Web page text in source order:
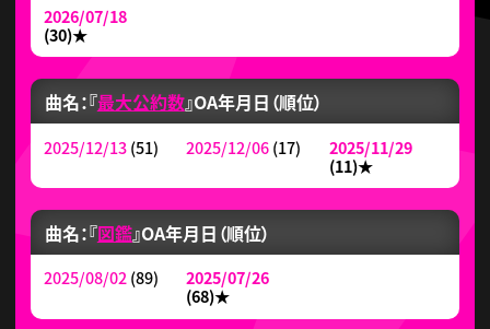
2026/07/18
(30)★
曲名：『最大公約数』OA年月日（順位）
2025/12/13(51) 2025/12/06(17)
2025/11/29
(11)★
曲名：『図鑑』OA年月日（順位）
2025/08/02(89)
2025/07/26
(68)★